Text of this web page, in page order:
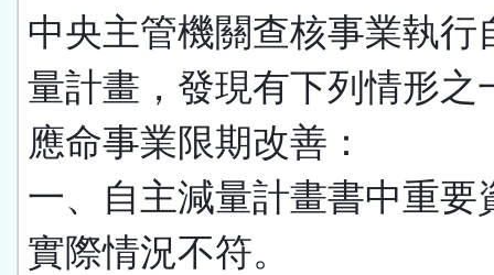
中央主管機關查核事業執行
量計畫，發現有下列情形之
應命事業限期改善：
一、自主減量計畫書中重要
實際情況不符。